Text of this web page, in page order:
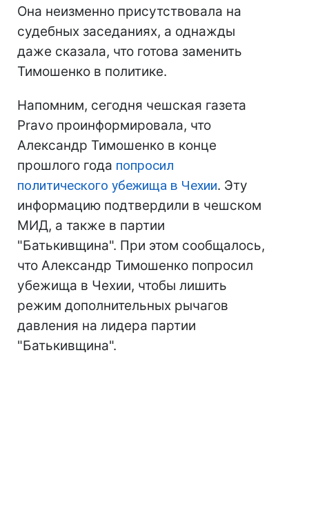
Она неизменно присутствовала на
судебных заседаниях, а однажды
даже сказала, что готова заменить
Тимошенко в политике.
Напомним, сегодня чешская газета
Pravo проинформировала, что
Александр Тимошенко в конце
прошлого года попросил
политического убежища в Чехии. Эту
информацию подтвердили в чешском
МИД, а также в партии
"Батькивщина". При этом сообщалось,
что Александр Тимошенко попросил
убежища в Чехии, чтобы лишить
режим дополнительных рычагов
давления на лидера партии
"Батькивщина".